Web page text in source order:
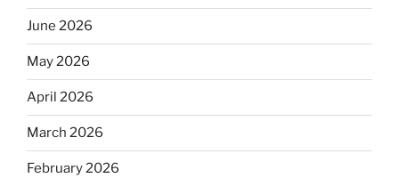
June 2026
May 2026
April 2026
March 2026
February 2026